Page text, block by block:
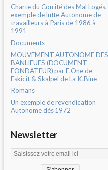
Charte du Comité des Mal Logés,
exemple de lutte Autonome de
travailleurs à Paris de 1986 à
1991
Documents
MOUVEMENT AUTONOME DES
BANLIEUES (DOCUMENT
FONDATEUR) par E.One de
Eskicit & Skalpel de La K.Bine
Romans
Un exemple de revendication
Autonome dès 1972
Newsletter